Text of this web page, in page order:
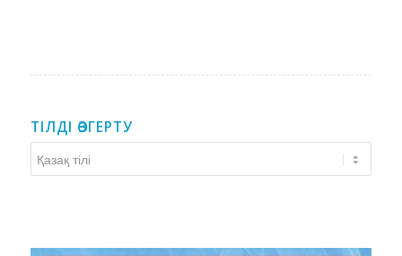
ТІЛДІ ӨЗГЕРТУ
өзгерту